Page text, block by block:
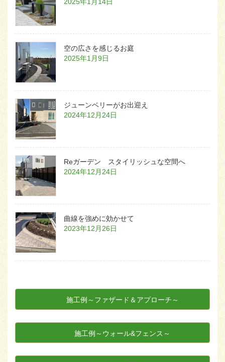
2025年1月14日
空の広さを感じるお庭
2025年1月9日
ジューンベリーがお出迎え
2024年12月24日
Reガーデン スタイリッシュな空間へ
2024年12月24日
曲線を強めに効かせて
2023年12月26日
施工例～ファザード＆アプローチ～
施工例～ウォール&フェンス～